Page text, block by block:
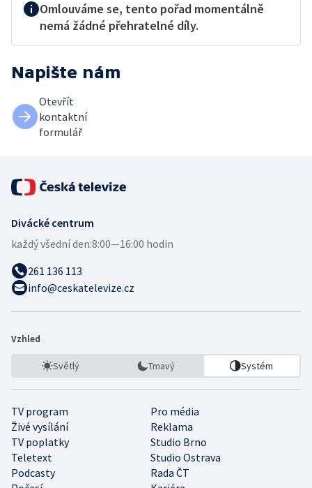
Omlouváme se, tento pořad momentálně
nemá žádné přehratelné díly.
Napište nám
Otevřít
kontaktní
formulář
Divácké centrum
každý všední den:8:00—16:00 hodin
261 136 113
info@ceskatelevize.cz
Vzhled
Světlý Tmavý Systém
TV program
Pro média
Živé vysílání
Reklama
TV poplatky
Studio Brno
Teletext
Studio Ostrava
Podcasty
Rada ČT